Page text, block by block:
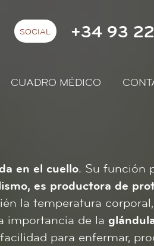
SOCIAL +34 93
CUADRO MÉDICO
en el cuello. Su función
es productora de
la temperatura
importancia de la
para enfermar,